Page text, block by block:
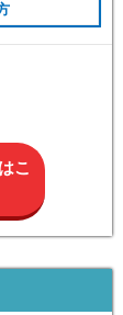
こ